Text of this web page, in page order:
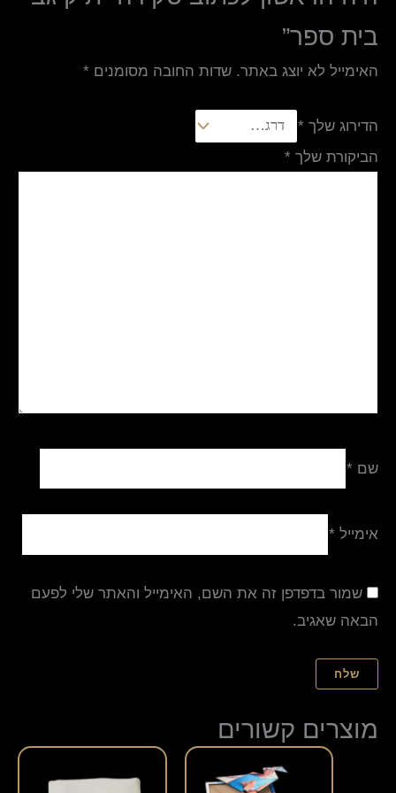
בית ספר”
האימייל לא יוצג באתר. שדות החובה מסומנים *
הדירוג שלך *
הביקורת שלך *
שם *
אימייל *
שמור בדפדפן זה את השם, האימייל והאתר שלי לפעם
הבאה שאגיב.
מוצרים קשורים